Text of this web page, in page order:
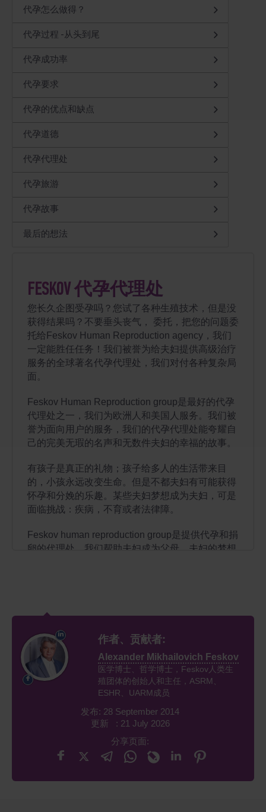
代孕怎么做得？
代孕过程 -从头到尾
代孕成功率
代孕要求
代孕的优点和缺点
代孕道德
代孕代理处
代孕旅游
代孕故事
最后的想法
FESKOV 代孕代理处
您长久企图受孕吗？您试了各种生殖技术，但是没
获得结果吗？不要垂头丧气， 委托，把您的问题委
托给Feskov Human Reproduction agency，我们
一定能胜任任务！我们被誉为给夫妇提供高级治疗
服务的全球著名代孕代理处，我们对付各种复杂局
面。
Feskov Human Reproduction group是最好的代孕
代理处之一，我们为欧洲人和美国人服务。我们被
誉为面向用户的服务，我们的代孕代理处能夸耀自
己的完美无瑕的名声和无数件夫妇的幸福的故事。
有孩子是真正的礼物；孩子给多人的生活带来目
的，小孩永远改变生命。但是不都夫妇有可能获得
怀孕和分娩的乐趣。某些夫妇梦想成为夫妇，可是
面临挑战：疾病，不育或者法律障。
Feskov human reproduction group是提供代孕和捐
卵的代理处，我们帮助夫妇成为父母。夫妇的梦想
百计的幸福的父母本身就足以说明– Feskov
human reproduction group明确地是夫妇成为幸福
的父母的地方。
Feskov Human Reproduction
我们的代孕代理处的无瑕的服务被创始人和主任保
证– Alexandr Mikhailovich Feskov，他是国际著名
的生殖教授。Feskov教授有33个年多的经验关于
不育的治疗，IVF（体外人工受精）和代孕服务。
Feskov先生是ESHRE成员和乌克兰生殖医学协会
作者、贡献者:
Alexander Mikhailovich Feskov
医学博士、哲学博士，Feskov人类生
殖团体的创始人和主任，ASRM、
ESHR、UARM成员
发布: 28 September 2014
更新 : 21 July 2026
分享页面: